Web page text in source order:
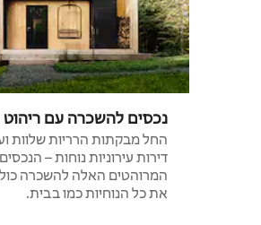
נכסים להשכרה עם
החל מבקתות הרריות שלוות
דירות עירוניות נוחות – הנכסים
המרוהטים האלה להשכרה
את כל הנוחיות כמו בבית.